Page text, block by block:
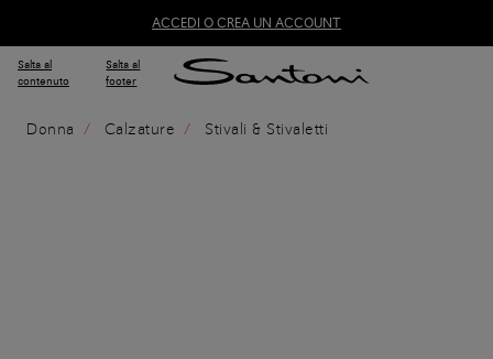
ACCEDI O CREA UN ACCOUNT
Salta al
contenuto
Salta al
footer
Donna Calzature Stivali & Stivaletti